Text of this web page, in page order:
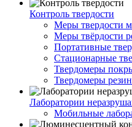
Контроль твердости
Меры твердости
Меры твёрдости
Портативные
Стационарные
Твердомеры
Твердомеры
Лаборатории
Мобильные